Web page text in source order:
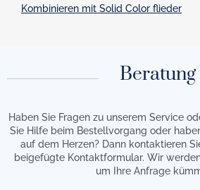
Kombinieren mit Solid Color flieder
Beratung
Haben Sie Fragen zu unserem Service
Sie Hilfe beim Bestellvorgang oder
auf dem Herzen? Dann kontaktieren
beigefügte Kontaktformular. Wir
um Ihre Anfrage